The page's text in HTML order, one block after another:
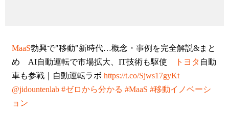
MaaS勃興で"移動"新時代…概念・事例を完全解説&まと
め AI自動運転で市場拡大、IT技術も駆使
トヨタ 自動
車も参戦｜自動運転ラボ https://t.co/Sjws17gyKt
@jidountenlab #ゼロから分かる #MaaS #移動イノベーシ
ョン